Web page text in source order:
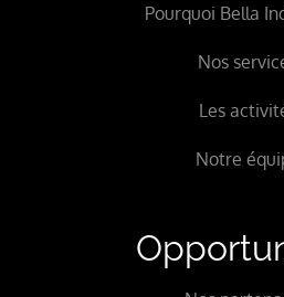
Pourquoi Bella
Nos
Les
Notre